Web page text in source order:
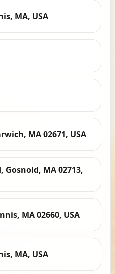
MA, USA
MA 02671, USA
MA 02713,
MA 02660, USA
MA, USA